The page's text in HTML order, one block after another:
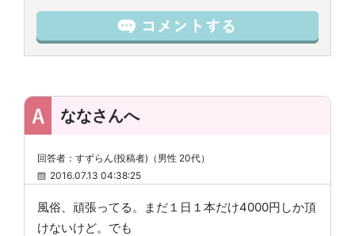
ななさんへ
回答者：すずらん(投稿者)（男性 20代）
2016.07.13 04:38:25
風俗、頑張ってる。まだ１日１本だけ4000円しか頂
けないけど。でも